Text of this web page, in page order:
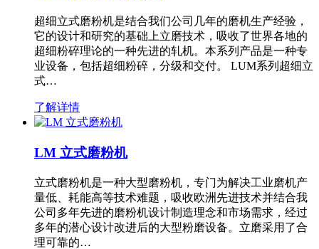
超细立式磨粉机是结合我们公司几年的磨机生产经验，
它的设计和研究的基础上立磨技术，吸收了世界各地的
超细粉碎理论的一种先进的轧机。本系列产品是一种专
业设备，包括超细粉碎，分级和交付。 LUM系列超细立
式…
了解详情
LM 立式磨粉机
立式磨粉机是一种大型磨粉机，专门为解决工业磨机产
量低、耗能高等技术难题，吸收欧洲先进技术并结合我
公司多年先进的磨粉机设计制造理念和市场需求，经过
多年的潜心设计改进后的大型粉磨设备。立磨采用了合
理可靠的…